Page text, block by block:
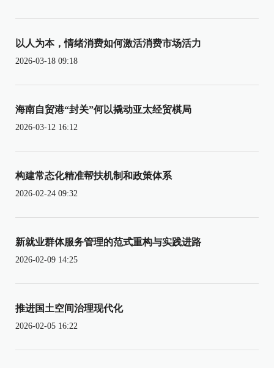
以人为本，情绪消费如何激活消费市场活力
2026-03-18 09:18
海南自贸港“封关”何以撬动亚太经贸棋局
2026-03-12 16:12
构建常态化精准帮扶机制和政策体系
2026-02-24 09:32
新就业群体服务管理的范式重构与实践进路
2026-02-09 14:25
推进国土空间治理现代化
2026-02-05 16:22